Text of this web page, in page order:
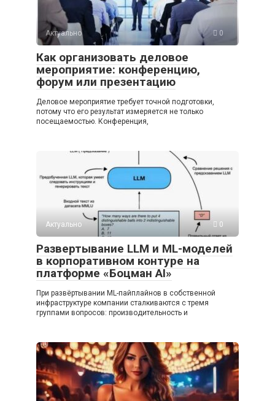
Актуально 0
Как организовать деловое
мероприятие: конференцию,
форум или презентацию
Деловое мероприятие требует точной подготовки,
потому что его результат измеряется не только
посещаемостью. Конференция,
Актуально 0
Развертывание LLM и ML-моделей
в корпоративном контуре на
платформе «Боцман AI»
При развёртывании ML-пайплайнов в собственной
инфраструктуре компании сталкиваются с тремя
группами вопросов: производительность и